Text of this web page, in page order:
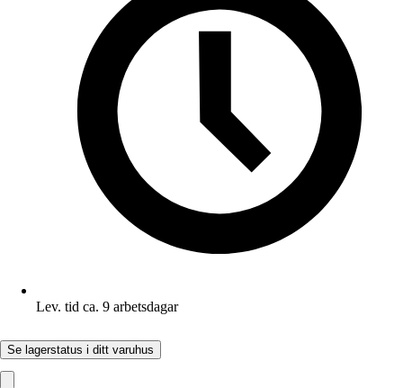
Lev. tid ca. 9 arbetsdagar
Se lagerstatus i ditt varuhus